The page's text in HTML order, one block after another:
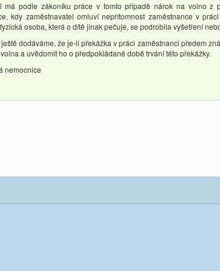
má podle zákoníku práce v tomto případě nárok na volno z
kdy zaměstnavatel omluví nepřítomnost zaměstnance v
osoba, která o dítě jinak pečuje, se podrobila vyšetření
dodáváme, že je-li překážka v práci zaměstnanci předem
a uvědomit ho o předpokládané době trvání této překážky.
nemocnice